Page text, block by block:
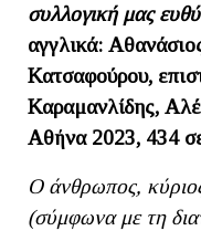
συλλογική μας
αγγλικά:
Κατσαφούρου,
Καραμανλίδης,
Αθήνα 2023, 434
Ο άνθρωπος,
(σύμφωνα με τη